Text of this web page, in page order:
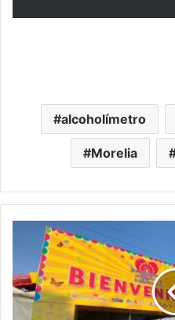
alcoholímetro
Morelia
#Morelia
Atracciones
Llega